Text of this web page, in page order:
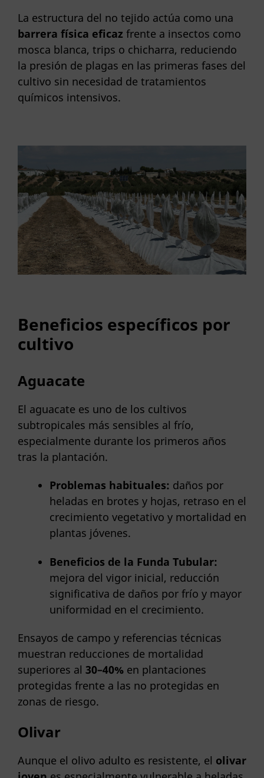
La estructura del no tejido actúa como una
barrera física eficaz frente a insectos como
mosca blanca, trips o chicharra, reduciendo
la presión de plagas en las primeras fases del
cultivo sin necesidad de tratamientos
químicos intensivos.
Beneficios específicos por
cultivo
Aguacate
El aguacate es uno de los cultivos
subtropicales más sensibles al frío,
especialmente durante los primeros años
tras la plantación.
Problemas habituales: daños por
heladas en brotes y hojas, retraso en el
crecimiento vegetativo y mortalidad en
plantas jóvenes.
Beneficios de la Funda Tubular:
mejora del vigor inicial, reducción
significativa de daños por frío y mayor
uniformidad en el crecimiento.
Ensayos de campo y referencias técnicas
muestran reducciones de mortalidad
superiores al 30–40% en plantaciones
protegidas frente a las no protegidas en
zonas de riesgo.
Olivar
Aunque el olivo adulto es resistente, el olivar